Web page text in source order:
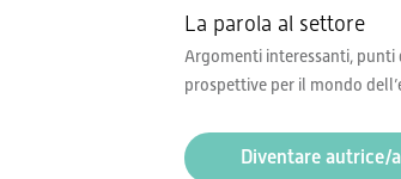
La parola al settore
Argomenti interessanti, punti
prospettive per il mondo
Diventare autrice/